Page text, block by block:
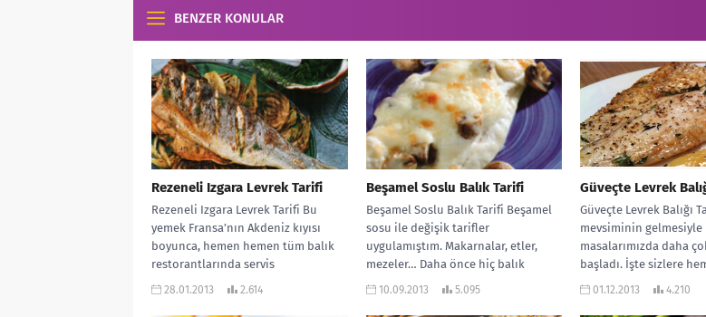
BENZER KONULAR
Rezeneli Izgara Levrek Tarifi
Rezeneli Izgara Levrek Tarifi Bu
yemek Fransa’nın Akdeniz kıyısı
boyunca, hemen hemen tüm balık
restorantlarında servis
yapılmaktadır. Genel olarak rezene...
28.01.2013 2.614
Beşamel Soslu Balık Tarifi
Beşamel Soslu Balık Tarifi Beşamel
sosu ile değişik tarifler
uygulamıştım. Makarnalar, etler,
mezeler… Daha önce hiç balık
üzerinde kullanmamıştım. Bu...
10.09.2013 5.095
Güveçte Levrek
Güveçte Levrek Balığı
mevsiminin gelmesiyle
masalarımızda daha
başladı. İşte sizlere
de çok...
01.12.2013 4.210